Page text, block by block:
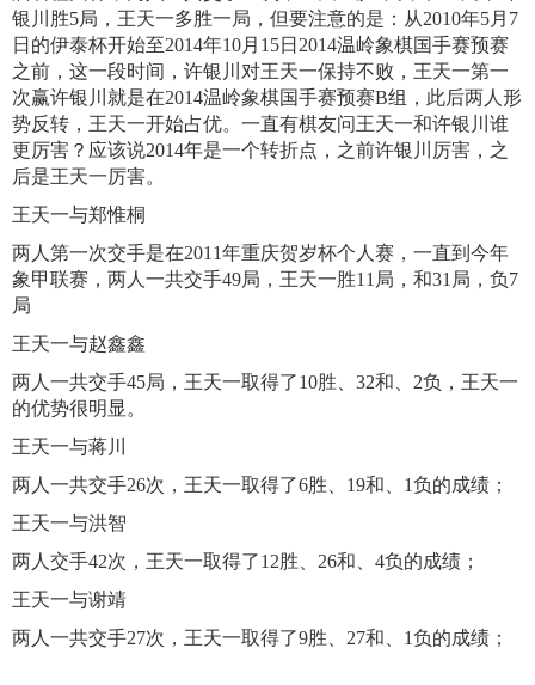
银川胜5局，王天一多胜一局，但要注意的是：从2010年5月7
日的伊泰杯开始至2014年10月15日2014温岭象棋国手赛预赛
之前，这一段时间，许银川对王天一保持不败，王天一第一
次赢许银川就是在2014温岭象棋国手赛预赛B组，此后两人形
势反转，王天一开始占优。一直有棋友问王天一和许银川谁
更厉害？应该说2014年是一个转折点，之前许银川厉害，之
后是王天一厉害。
王天一与郑惟桐
两人第一次交手是在2011年重庆贺岁杯个人赛，一直到今年
象甲联赛，两人一共交手49局，王天一胜11局，和31局，负7
局
王天一与赵鑫鑫
两人一共交手45局，王天一取得了10胜、32和、2负，王天一
的优势很明显。
王天一与蒋川
两人一共交手26次，王天一取得了6胜、19和、1负的成绩；
王天一与洪智
两人交手42次，王天一取得了12胜、26和、4负的成绩；
王天一与谢靖
两人一共交手27次，王天一取得了9胜、27和、1负的成绩；